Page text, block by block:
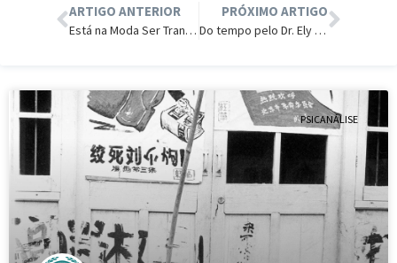
ARTIGO ANTERIOR
Está na Moda Ser Transexual
PRÓXIMO ARTIGO
Do tempo pelo Dr. Ely Vidal
PSICANÁLISE